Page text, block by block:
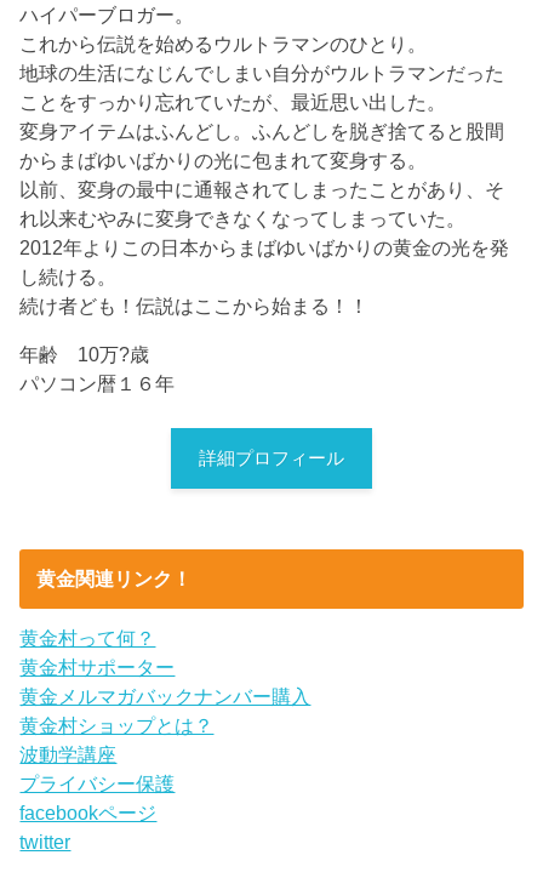
ハイパーブロガー。
これから伝説を始めるウルトラマンのひとり。
地球の生活になじんでしまい自分がウルトラマンだった
ことをすっかり忘れていたが、最近思い出した。
変身アイテムはふんどし。ふんどしを脱ぎ捨てると股間
からまばゆいばかりの光に包まれて変身する。
以前、変身の最中に通報されてしまったことがあり、そ
れ以来むやみに変身できなくなってしまっていた。
2012年よりこの日本からまばゆいばかりの黄金の光を発
し続ける。
続け者ども！伝説はここから始まる！！
年齢 10万?歳
パソコン暦１６年
詳細プロフィール
黄金関連リンク！
黄金村って何？
黄金村サポーター
黄金メルマガバックナンバー購入
黄金村ショップとは？
波動学講座
プライバシー保護
facebookページ
twitter